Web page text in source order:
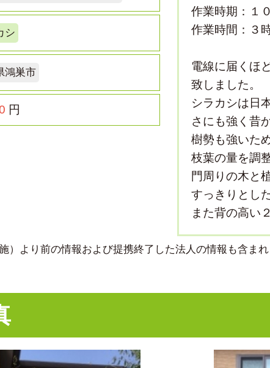
シ
鴻巣市
円
作業時期：１
作業時間：３
電線に届くほ
致しました。
シラカシは日
さにも強く昔
樹勢も強いた
枝葉の量を調
門周りの木と
すっきりとし
また背の高い
）より前の情報および提携終了した法人の情報も含まれ